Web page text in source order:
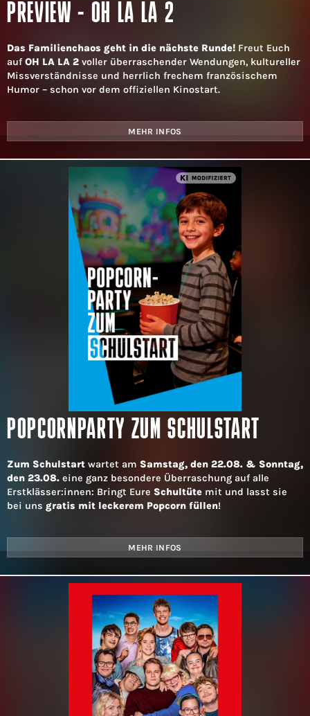
PREVIEW - OH LA LA 2
Das Familienchaos geht in die nächste Runde! Freut Euch
aufOH LA LA 2 voller überraschender Wendungen, kultureller
Missverständnisse und herrlich frechem französischem
Humor – schon vor dem offiziellen Kinostart.
MEHR INFOS
POPCORNPARTY ZUM SCHULSTART
Zum Schulstart wartet am Samstag, den 22.08. & Sonntag,
den 23.08. eine ganz besondere Überraschung auf alle
Erstklässer:innen: Bringt Eure Schultüte mit und lasst sie
bei uns gratis mit leckerem Popcorn füllen!
MEHR INFOS